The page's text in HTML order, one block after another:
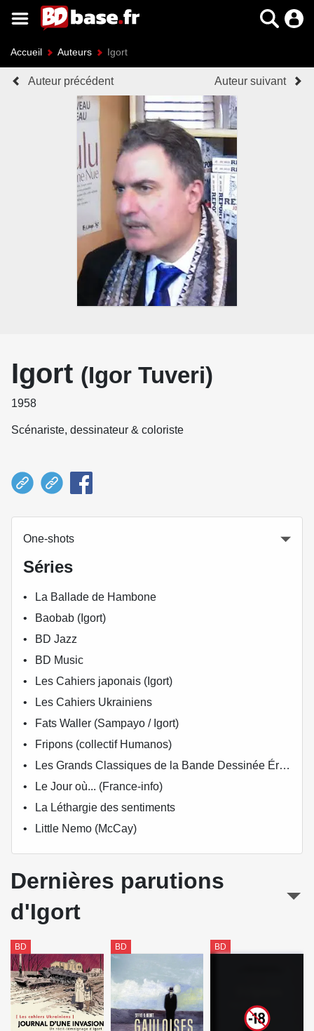
Accueil Auteurs Igort
Auteur précédent Auteur suivant
Igort (Igor Tuveri)
1958
Scénariste, dessinateur & coloriste
One-shots
Séries
La Ballade de Hambone
Baobab (Igort)
BD Jazz
BD Music
Les Cahiers japonais (Igort)
Les Cahiers Ukrainiens
Fats Waller (Sampayo / Igort)
Fripons (collectif Humanos)
Les Grands Classiques de la Bande Dessinée Érotique - La Collection
Le Jour où... (France-info)
La Léthargie des sentiments
Little Nemo (McCay)
Dernières parutions
d'Igort
BD BD BD